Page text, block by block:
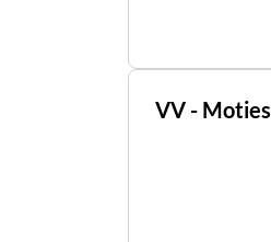
VV - Moties